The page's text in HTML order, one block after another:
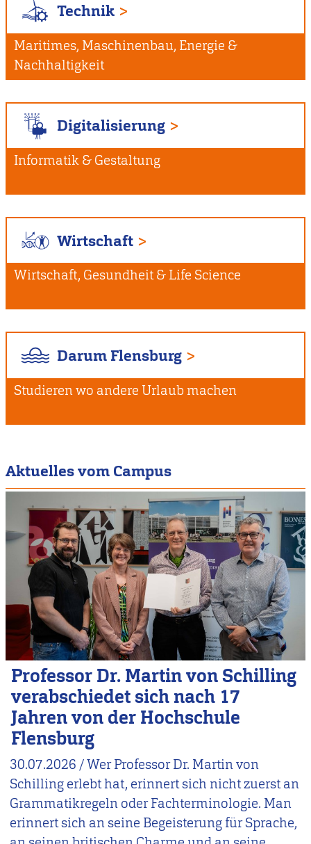
Technik
Maritimes, Maschinenbau, Energie &
Nachhaltigkeit
Digitalisierung
Informatik & Gestaltung
Wirtschaft
Wirtschaft, Gesundheit & Life Science
Darum Flensburg
Studieren wo andere Urlaub machen
Aktuelles vom Campus
Professor Dr. Martin von Schilling
verabschiedet sich nach 17
Jahren von der Hochschule
Flensburg
30.07.2026 /Wer Professor Dr. Martin von
Schilling erlebt hat, erinnert sich nicht zuerst an
Grammatikregeln oder Fachterminologie. Man
erinnert sich an seine Begeisterung für Sprache,